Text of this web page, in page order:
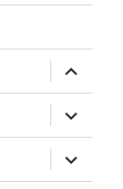
almenü
almenü
almenü